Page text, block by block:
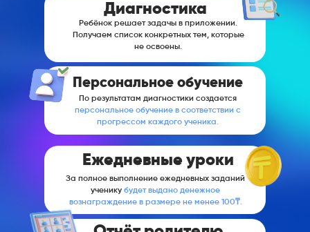
Диагностика
Ребёнок решает задачы в приложении.
Получаем список конкретных тем, которые
не освоены.
Персональное обучение
По результатам диагностики создается
персональное обучение в соответствии с
прогрессом каждого ученика.
Ежедневные уроки
За полное выполнение ежедневных заданий
ученику будет выдано денежное
вознаграждение в размере не менее 100₸.